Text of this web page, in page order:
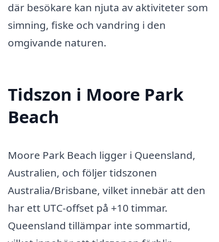
där besökare kan njuta av aktiviteter som
simning, fiske och vandring i den
omgivande naturen.
Tidszon i Moore Park
Beach
Moore Park Beach ligger i Queensland,
Australien, och följer tidszonen
Australia/Brisbane, vilket innebär att den
har ett UTC-offset på +10 timmar.
Queensland tillämpar inte sommartid,